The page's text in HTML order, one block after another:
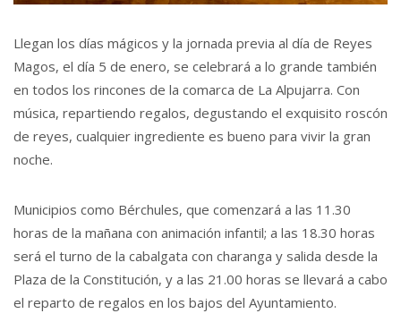
Llegan los días mágicos y la jornada previa al día de Reyes
Magos, el día 5 de enero, se celebrará a lo grande también
en todos los rincones de la comarca de La Alpujarra. Con
música, repartiendo regalos, degustando el exquisito roscón
de reyes, cualquier ingrediente es bueno para vivir la gran
noche.
Municipios como Bérchules, que comenzará a las 11.30
horas de la mañana con animación infantil; a las 18.30 horas
será el turno de la cabalgata con charanga y salida desde la
Plaza de la Constitución, y a las 21.00 horas se llevará a cabo
el reparto de regalos en los bajos del Ayuntamiento.